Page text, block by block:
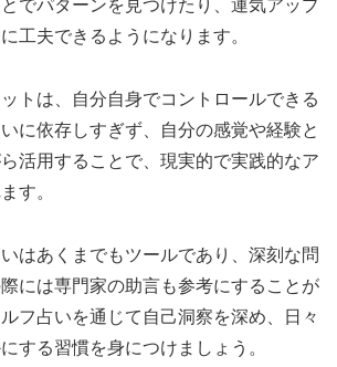
でパターンを見つけたり、運気アップ
工夫できるようになります。
トは、自分自身でコントロールできる
に依存しすぎず、自分の感覚や経験と
活用することで、現実的で実践的なア
す。
はあくまでもツールであり、深刻な問
には専門家の助言も参考にすることが
フ占いを通じて自己洞察を深め、日々
する習慣を身につけましょう。